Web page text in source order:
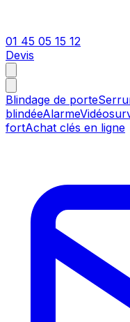
01 45 05 15 12
Devis
Blindage de porte
blindéeAlarme
fortAchat clés en ligne